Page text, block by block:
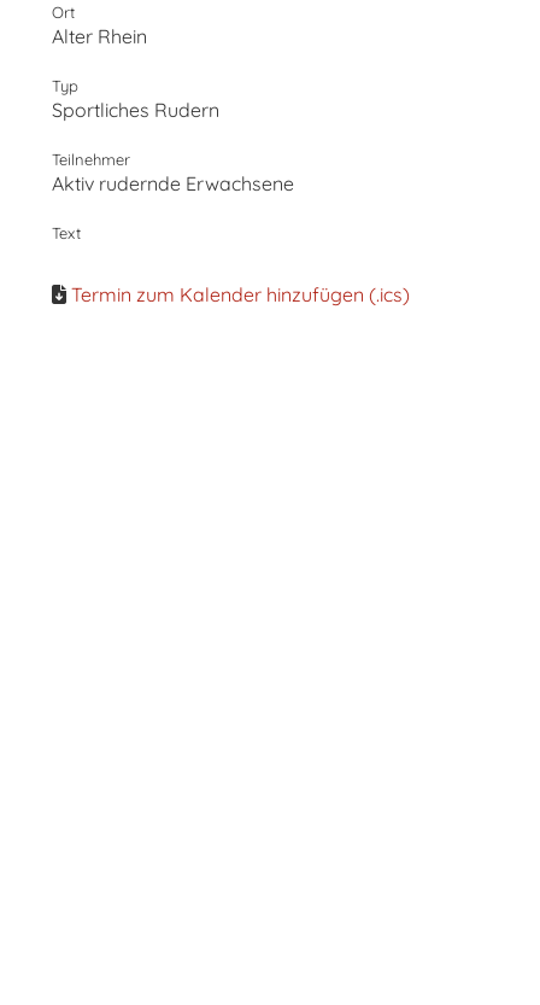
Ort
Alter Rhein
Typ
Sportliches Rudern
Teilnehmer
Aktiv rudernde Erwachsene
Text
Termin zum Kalender hinzufügen (.ics)